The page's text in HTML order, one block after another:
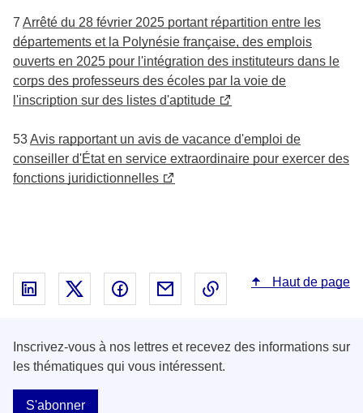
7 Arrêté du 28 février 2025 portant répartition entre les
départements et la Polynésie française, des emplois
ouverts en 2025 pour l'intégration des instituteurs dans le
corps des professeurs des écoles par la voie de
l'inscription sur des listes d'aptitude
53Avis rapportant un avis de vacance d'emploi de
conseiller d'État en service extraordinaire pour exercer des
fonctions juridictionnelles
Partager sur Linked In - nouvelle fenêtre
Partager sur X - nouvelle fenêtre
Partager sur Facebook - nouvelle
Partager par email - nouvelle
Copier le lien dans le
Haut de page
Inscrivez-vous à nos lettres et recevez des informations sur
les thématiques qui vous intéressent.
S'abonner